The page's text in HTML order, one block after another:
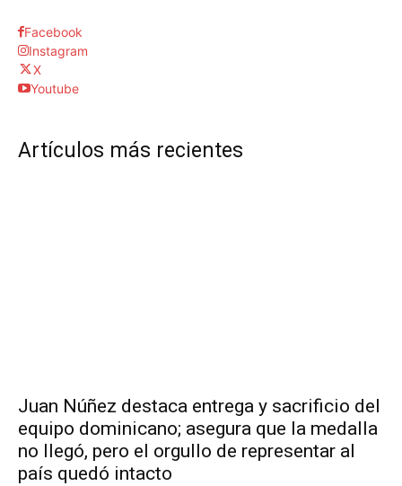
Facebook
Instagram
X
Youtube
Artículos más recientes
Juan Núñez destaca entrega y sacrificio del
equipo dominicano; asegura que la medalla
no llegó, pero el orgullo de representar al
país quedó intacto